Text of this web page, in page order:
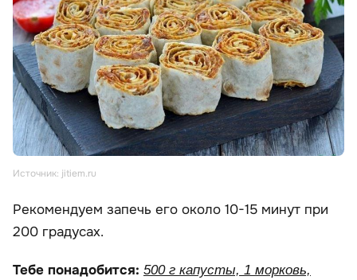
Источник: jitiem.ru
Рекомендуем запечь его около 10-15 минут при
200 градусах.
Тебе понадобится: 500 г капусты, 1 морковь,